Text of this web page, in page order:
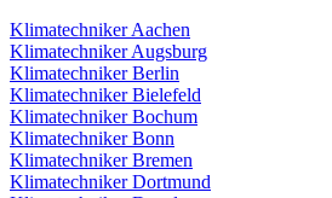
Klimatechniker Aachen
Klimatechniker Augsburg
Klimatechniker Berlin
Klimatechniker Bielefeld
Klimatechniker Bochum
Klimatechniker Bonn
Klimatechniker Bremen
Klimatechniker Dortmund